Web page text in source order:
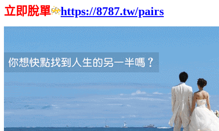
立即脫單
https://8787.tw/pairs